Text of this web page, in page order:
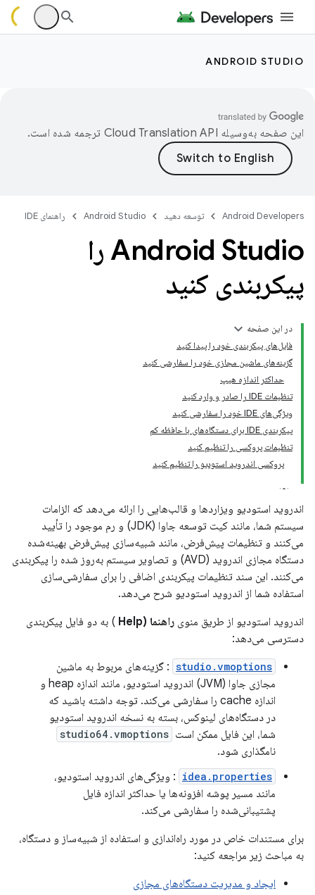
ANDROID STUDIO
این صفحه به‌وسیله ترجمه شده است.
Android Developers توسعه دهید Android Studio راهنمای IDE
Android Studio را
پیکربندی کنید
در این صفحه
فایل‌های پیکربندی خود را پیدا کنید
گزینه‌های ماشین مجازی خود را سفارشی کنید
حداکثر اندازه هیپ
تنظیمات IDE را صادر و وارد کنید
ویژگی‌های IDE خود را سفارشی کنید
پیکربندی IDE برای دستگاه‌های با حافظه کم
تنظیمات پروکسی را تنظیم کنید
پروکسی اندروید استودیو را تنظیم کنید
اندروید استودیو ویزاردها و قالب‌هایی را ارائه می‌دهد که الزامات
سیستم شما، مانند کیت توسعه جاوا (JDK) و رم موجود را تأیید
می‌کنند و تنظیمات پیش‌فرض، مانند شبیه‌سازی پیش‌فرض بهینه‌شده
دستگاه مجازی اندروید (AVD) و تصاویر سیستم به‌روز شده را پیکربندی
می‌کنند. این سند تنظیمات پیکربندی اضافی را برای سفارشی‌سازی
استفاده شما از اندروید استودیو شرح می‌دهد.
اندروید استودیو از طریق منوی راهنما (Help
) به دو فایل پیکربندی
دسترسی می‌دهد:
studio.vmoptions : گزینه‌های مربوط به ماشین
مجازی جاوا (JVM) اندروید استودیو، مانند اندازه heap و
اندازه cache را سفارشی می‌کند. توجه داشته باشید که
در دستگاه‌های لینوکس، بسته به نسخه اندروید استودیو
شما، این فایل ممکن است studio64.vmoptions
نامگذاری شود.
idea.properties : ویژگی‌های اندروید استودیو،
مانند مسیر پوشه افزونه‌ها یا حداکثر اندازه فایل
پشتیبانی‌شده را سفارشی می‌کند.
برای مستندات خاص در مورد راه‌اندازی و استفاده از شبیه‌ساز و دستگاه،
به مباحث زیر مراجعه کنید:
ایجاد و مدیریت دستگاه‌های مجازی